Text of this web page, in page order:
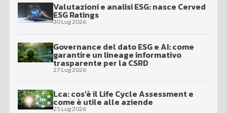
Valutazioni e analisi ESG: nasce Cerved
ESG Ratings
30 Lug 2026
Governance del dato ESG e AI: come
garantire un lineage informativo
trasparente per la CSRD
27 Lug 2026
Lca: cos’è il Life Cycle Assessment e
come è utile alle aziende
25 Lug 2026